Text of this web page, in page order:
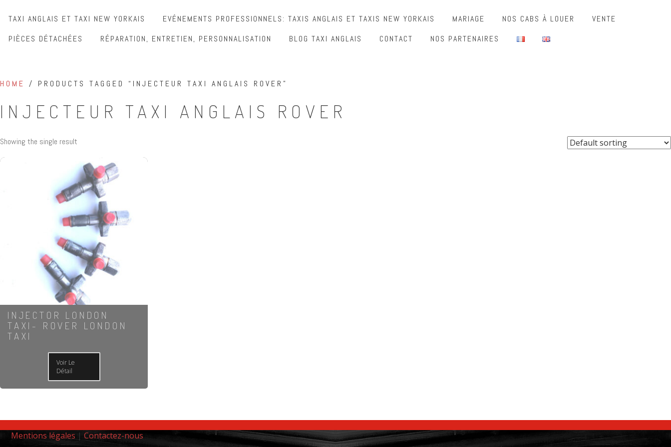
TAXI ANGLAIS ET TAXI NEW YORKAIS EVÉNEMENTS PROFESSIONNELS: TAXIS ANGLAIS ET TAXIS NEW YORKAIS MARIAGE NOS CABS À LOUER
VENTE
PIÈCES DÉTACHÉES
RÉPARATION, ENTRETIEN, PERSONNALISATION BLOG TAXI ANGLAIS CONTACT NOS PARTENAIRES
HOME / PRODUCTS TAGGED “INJECTEUR TAXI ANGLAIS ROVER”
INJECTEUR TAXI ANGLAIS ROVER
Showing the single result
INJECTOR LONDON
TAXI- ROVER LONDON
TAXI
Voir Le
Détail
Mentions légales | Contactez-nous